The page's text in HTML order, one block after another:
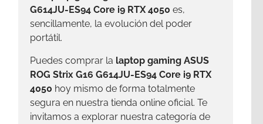
G614JU-ES94 Core i9 RTX 4050 es,
sencillamente, la evolución del poder
portátil.
Puedes comprar la laptop gaming ASUS
ROG Strix G16 G614JU-ES94 Core i9 RTX
4050 hoy mismo de forma totalmente
segura en nuestra tienda online oficial. Te
invitamos a explorar nuestra categoría de